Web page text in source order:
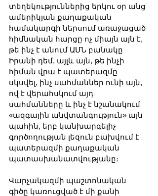
տեղեկություններից երկու օր անց
ամերիկյան քաղաքական
համակարգի ներսում առաջացած
հիմնական հարցը ոչ միայն այն է,
թե ինչ է անում ԱՄՆ բանակը
Իրանի դեմ, այլև այն, թե ինչի
հիման վրա է պատերազմը
սկսվել, ինչ սահմաններ ունի այն,
ով է վերահսկում այդ
սահմանները և ինչ է նշանակում
«ազգային անվտանգություն» այն
պահին, երբ կանխարգելիչ
գործողության լեզուն բախվում է
պատերազմի քաղաքական
պատասխանատվությանը։
Վարչակազմի պաշտոնական
գիծը կառուցված է մի քանի